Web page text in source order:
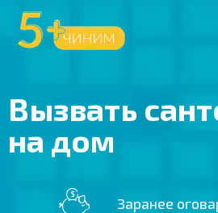
Вызвать
на дом
Заранее